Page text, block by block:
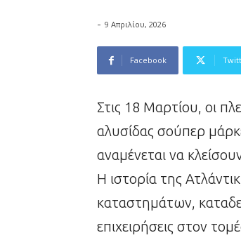
- 9 Απριλίου, 2026
Facebook
Στις 18 Μαρτίου, οι
αλυσίδας σούπερ
αναμένεται να
Η ιστορία της
καταστημάτων,
επιχειρήσεις στον